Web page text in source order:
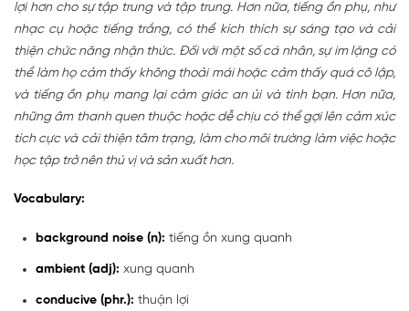
lợi hơn cho sự tập trung và tập trung. Hơn nữa, tiếng ồn phụ, như
nhạc cụ hoặc tiếng trắng, có thể kích thích sự sáng tạo và cải
thiện chức năng nhận thức. Đối với một số cá nhân, sự im lặng có
thể làm họ cảm thấy không thoải mái hoặc cảm thấy quá cô lập,
và tiếng ồn phụ mang lại cảm giác an ủi và tình bạn. Hơn nữa,
những âm thanh quen thuộc hoặc dễ chịu có thể gợi lên cảm xúc
tích cực và cải thiện tâm trạng, làm cho môi trường làm việc hoặc
học tập trở nên thú vị và sản xuất hơn.
Vocabulary:
background noise (n): tiếng ồn xung quanh
ambient (adj): xung quanh
conducive (phr.): thuận lợi